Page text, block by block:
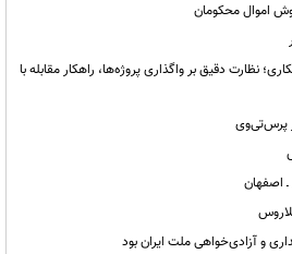
اموال محکومان
نظارت دقیق بر واگذاری پروژه‌ها، راهکار مقابله با
پرس‌تی‌وی
و آزادی‌خواهی ملت ایران بود